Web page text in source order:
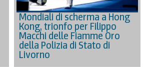
Mondiali di scherma a Hong
Kong, trionfo per Filippo
Macchi delle Fiamme Oro
della Polizia di Stato di
Livorno